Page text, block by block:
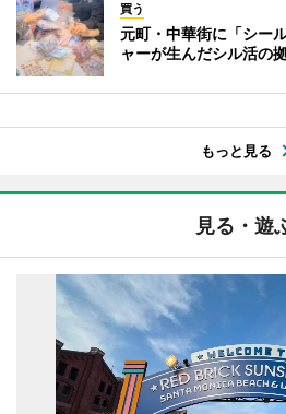
買う
元町・中華街に「シー
ャーが生んだシル活の
もっと見る
見る・遊